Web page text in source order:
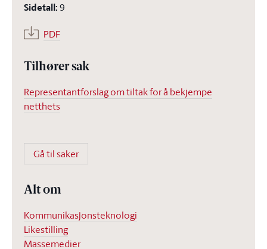
Sidetall:9
PDF
Tilhører sak
Representantforslag om tiltak for å bekjempe
netthets
Gå til saker
Alt om
Kommunikasjonsteknologi
Likestilling
Massemedier